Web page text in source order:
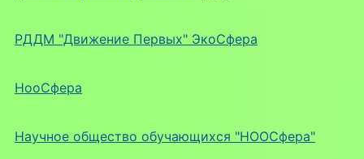
РДДМ "Движение Первых" ЭкоСфера
НооСфера
Научное общество обучающихся "НООСфера"